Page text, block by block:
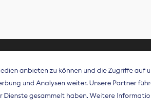
Zeitungsverleger (BDZV) vertritt
Zeitungsverlage und digitalen
anbieten zu können und die Zugriffe auf
und Analysen weiter. Unsere Partner
gesammelt haben. Weitere